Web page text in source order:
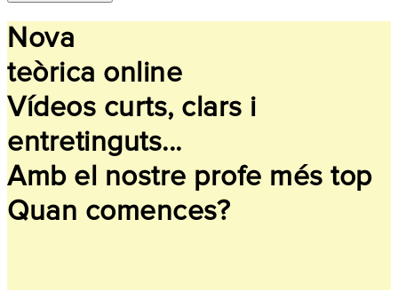
Nova
teòrica online
Vídeos curts, clars i
entretinguts...
Amb el nostre profe més top
Quan comences?